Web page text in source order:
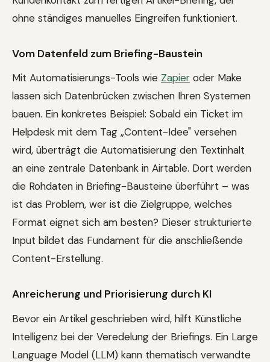
ohne ständiges manuelles Eingreifen funktioniert.
Vom Datenfeld zum Briefing-Baustein
Mit Automatisierungs-Tools wie Zapier oder Make
lassen sich Datenbrücken zwischen Ihren Systemen
bauen. Ein konkretes Beispiel: Sobald ein Ticket im
Helpdesk mit dem Tag „Content-Idee" versehen
wird, überträgt die Automatisierung den Textinhalt
an eine zentrale Datenbank in Airtable. Dort werden
die Rohdaten in Briefing-Bausteine überführt – was
ist das Problem, wer ist die Zielgruppe, welches
Format eignet sich am besten? Dieser strukturierte
Input bildet das Fundament für die anschließende
Content-Erstellung.
Anreicherung und Priorisierung durch KI
Bevor ein Artikel geschrieben wird, hilft Künstliche
Intelligenz bei der Veredelung der Briefings. Ein Large
Language Model (LLM) kann thematisch verwandte